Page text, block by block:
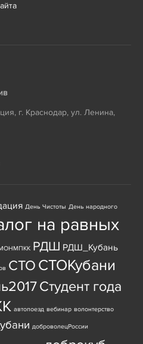
, г. Краснодар, ул. Ленина,
День Чистоты День народного
на равных
РДШ РДШ_Кубань
СТО СТОКубани
Студент года
автопоезд вебинар волонтерство
доброволецРоссии